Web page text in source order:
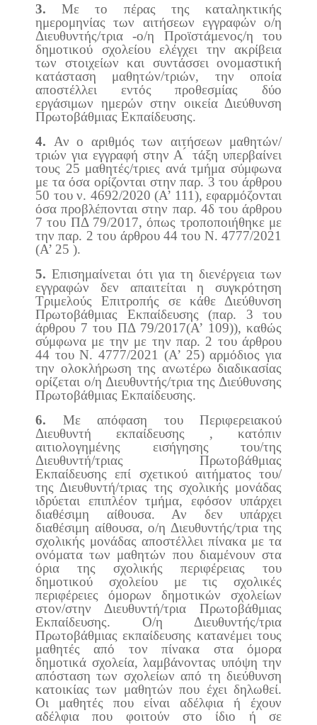
3.Με το πέρας της καταληκτικής
ημερομηνίας των αιτήσεων εγγραφών ο/η
Διευθυντής/τρια -ο/η Προϊστάμενος/η του
δημοτικού σχολείου ελέγχει την ακρίβεια
των στοιχείων και συντάσσει ονομαστική
κατάσταση μαθητών/τριών, την οποία
αποστέλλει εντός προθεσμίας δύο
εργάσιμων ημερών στην οικεία Διεύθυνση
Πρωτοβάθμιας Εκπαίδευσης.
4.
Αν ο αριθμός των αιτήσεων μαθητών/
τριών για εγγραφή στην Α ́ τάξη υπερβαίνει
τους 25 μαθητές/τριες ανά τμήμα σύμφωνα
με τα όσα ορίζονται στην παρ. 3 του άρθρου
50 του ν. 4692/2020 (Α’ 111), εφαρμόζονται
όσα προβλέπονται στην παρ. 4δ του άρθρου
7 του ΠΔ 79/2017, όπως τροποποιήθηκε με
την παρ. 2 του άρθρου 44 του Ν. 4777/2021
(Α’ 25 ).
5. Επισημαίνεται ότι για τη διενέργεια των
εγγραφών δεν απαιτείται η συγκρότηση
Τριμελούς Επιτροπής σε κάθε Διεύθυνση
Πρωτοβάθμιας Εκπαίδευσης (παρ. 3 του
άρθρου 7 του ΠΔ 79/2017(Α’ 109)), καθώς
σύμφωνα με την με την παρ. 2 του άρθρου
44 του Ν. 4777/2021 (Α’ 25) αρμόδιος για
την ολοκλήρωση της ανωτέρω διαδικασίας
ορίζεται ο/η Διευθυντής/τρια της Διεύθυνσης
Πρωτοβάθμιας Εκπαίδευσης.
6. Με απόφαση του Περιφερειακού
Διευθυντή εκπαίδευσης , κατόπιν
αιτιολογημένης εισήγησης του/της
Διευθυντή/τριας Πρωτοβάθμιας
Εκπαίδευσης επί σχετικού αιτήματος του/
της Διευθυντή/τριας της σχολικής μονάδας
ιδρύεται επιπλέον τμήμα, εφόσον υπάρχει
διαθέσιμη αίθουσα. Αν δεν υπάρχει
διαθέσιμη αίθουσα, ο/η Διευθυντής/τρια της
σχολικής μονάδας αποστέλλει πίνακα με τα
ονόματα των μαθητών που διαμένουν στα
όρια της σχολικής περιφέρειας του
δημοτικού σχολείου με τις σχολικές
περιφέρειες όμορων δημοτικών σχολείων
στον/στην Διευθυντή/τρια Πρωτοβάθμιας
Εκπαίδευσης. Ο/η Διευθυντής/τρια
Πρωτοβάθμιας εκπαίδευσης κατανέμει τους
μαθητές από τον πίνακα στα όμορα
δημοτικά σχολεία, λαμβάνοντας υπόψη την
απόσταση των σχολείων από τη διεύθυνση
κατοικίας των μαθητών που έχει δηλωθεί.
Οι μαθητές που είναι αδέλφια ή έχουν
αδέλφια που φοιτούν στο ίδιο ή σε